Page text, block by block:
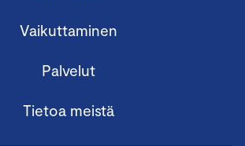
Vaikuttaminen
Palvelut
Tietoa meistä